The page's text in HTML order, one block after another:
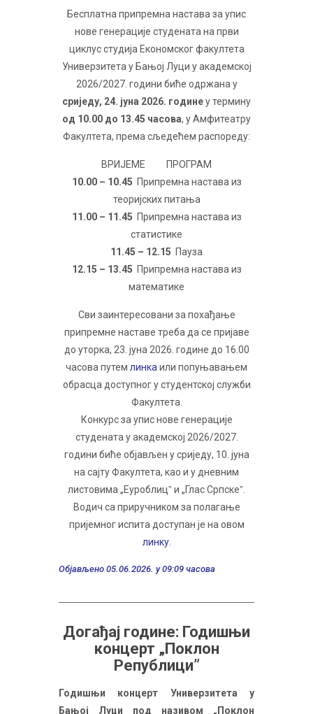
Бесплатна припремна настава за упис
нове генерације студената на први
циклус студија Економског факултета
Универзитета у Бањој Луци у академској
2026/2027. години биће одржана у
сриједу, 24. јуна 2026. годинеу термину
од 10.00 до 13.45 часова, у Амфитеатру
Факултета, према сљедећем распореду:
ВРИЈЕМЕ ПРОГРАМ
10.00 – 10.45 Припремна настава из
теоријских питања
11.00 – 11.45 Припремна настава из
статистике
11.45 – 12.15 Пауза
12.15 – 13.45 Припремна настава из
математике
Сви заинтересовани за похађање
припремне наставе треба да се пријаве
до уторка, 23. јуна 2026. године до 16.00
часова путем линка или попуњавањем
обрасца доступног у студентској служби
Факултета.
Конкурс за упис нове генерације
студената у академској 2026/2027.
години биће објављен у сриједу, 10. јуна
на сајту Факултета, као и у дневним
листовима „Еуроблицˮ и „Глас Српскеˮ.
Водич са приручником за полагање
пријемног испита доступан је на овом
линку.
Објављено 05.06.2026. у 09:09 часова
Догађај године: Годишњи
концерт „Поклон
Републици”
Годишњи концерт Универзитета у
Бањој Луци под називом „Поклон